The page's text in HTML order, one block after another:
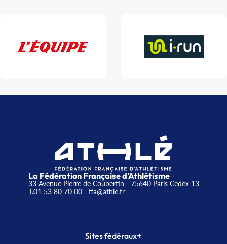
La Fédération Française d'Athlétisme
33 Avenue Pierre de Coubertin - 75640 Paris Cedex 13
T.01 53 80 70 00- ffa@athle.fr
Sites fédéraux+